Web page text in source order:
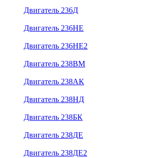
Двигатель 236Д
Двигатель 236НЕ
Двигатель 236НЕ2
Двигатель 238ВМ
Двигатель 238АК
Двигатель 238НД
Двигатель 238БК
Двигатель 238ДЕ
Двигатель 238ДЕ2